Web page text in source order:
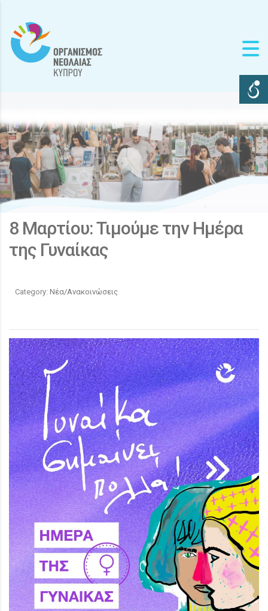
8 Μαρτίου: Τιμούμε την Ημέρα
της Γυναίκας
Category: Νέα/Ανακοινώσεις